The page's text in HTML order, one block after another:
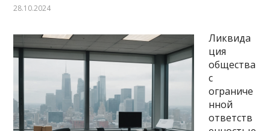
28.10.2024
Ликвида
ция
общества
с
ограниче
нной
ответств